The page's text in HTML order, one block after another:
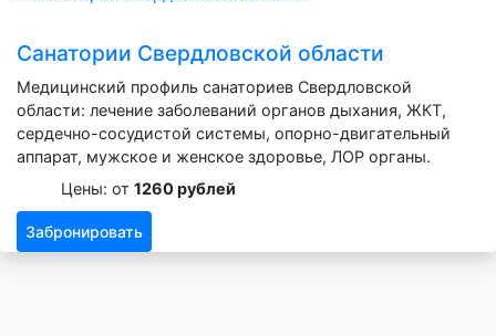
Санатории Свердловской области
Медицинский профиль санаториев Свердловской
области: лечение заболеваний органов дыхания, ЖКТ,
сердечно-сосудистой системы, опорно-двигательный
аппарат, мужское и женское здоровье, ЛОР органы.
Цены: от 1260 рублей
Забронировать